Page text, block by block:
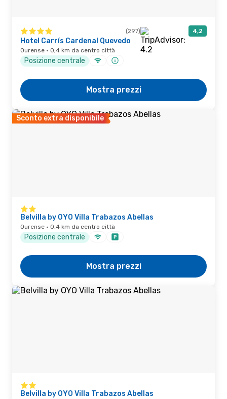
(297) 4,2
Hotel Carrís Cardenal Quevedo
Ourense · 0,4 km da centro città
Posizione centrale
Mostra prezzi
Sconto extra disponibile
Belvilla by OYO Villa Trabazos Abellas
Ourense · 0,4 km da centro città
Posizione centrale
Mostra prezzi
Belvilla by OYO Villa Trabazos Abellas